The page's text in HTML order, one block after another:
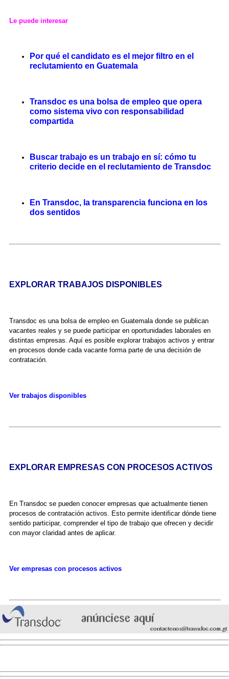
Le puede interesar
Por qué el candidato es el mejor filtro en el
reclutamiento en Guatemala
Transdoc es una bolsa de empleo que opera
como sistema vivo con responsabilidad
compartida
Buscar trabajo es un trabajo en sí: cómo tu
criterio decide en el reclutamiento de Transdoc
En Transdoc, la transparencia funciona en los
dos sentidos
EXPLORAR TRABAJOS DISPONIBLES
Transdoc es una bolsa de empleo en Guatemala donde se publican
vacantes reales y se puede participar en oportunidades laborales en
distintas empresas. Aquí es posible explorar trabajos activos y entrar
en procesos donde cada vacante forma parte de una decisión de
contratación.
Ver trabajos disponibles
EXPLORAR EMPRESAS CON PROCESOS ACTIVOS
En Transdoc se pueden conocer empresas que actualmente tienen
procesos de contratación activos. Esto permite identificar dónde tiene
sentido participar, comprender el tipo de trabajo que ofrecen y decidir
con mayor claridad antes de aplicar.
Ver empresas con procesos activos